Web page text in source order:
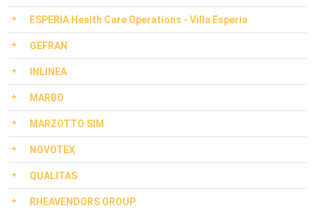
ESPERIA Health Care Operations - Villa Esperia
GEFRAN
INLINEA
MARBO
MARZOTTO SIM
NOVOTEX
QUALITAS
RHEAVENDORS GROUP